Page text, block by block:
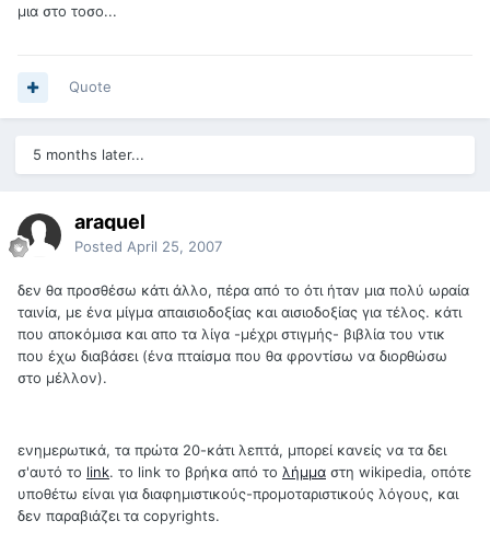
μια στο τοσο...
Quote
5 months later...
araquel
Posted April 25, 2007
δεν θα προσθέσω κάτι άλλο, πέρα από το ότι ήταν μια πολύ ωραία
ταινία, με ένα μίγμα απαισιοδοξίας και αισιοδοξίας για τέλος. κάτι
που αποκόμισα και απο τα λίγα -μέχρι στιγμής- βιβλία του ντικ
που έχω διαβάσει (ένα πταίσμα που θα φροντίσω να διορθώσω
στο μέλλον).
ενημερωτικά, τα πρώτα 20-κάτι λεπτά, μπορεί κανείς να τα δει
σ'αυτό το link. το link το βρήκα από το λήμμα στη wikipedia, οπότε
υποθέτω είναι για διαφημιστικούς-προμοταριστικούς λόγους, και
δεν παραβιάζει τα copyrights.